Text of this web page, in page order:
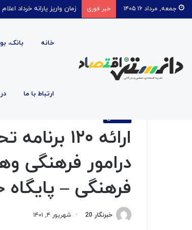
جمعه, مرداد ۱۶ ۱۴۰۵ خبر فوری قیمت روغن دریکسال رکورد
خانه بانک،
ارتباط با ما
ارائه
درامور فرهنگی
فرهنگی –
خبرنگار 20 شهریور ۴, ۱۴۰۱